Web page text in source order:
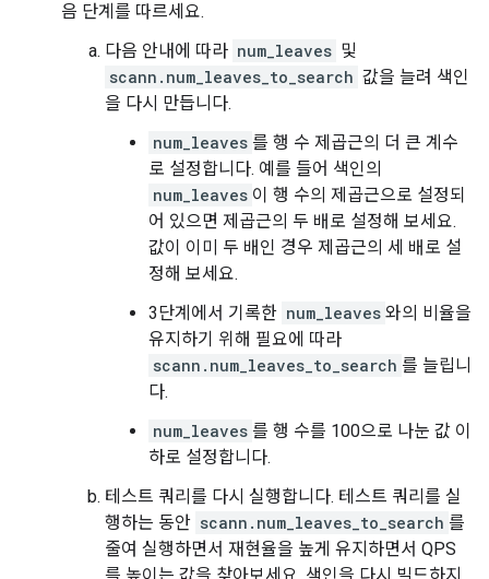
음 단계를 따르세요.
다음 안내에 따라 num_leaves 및
scann.num_leaves_to_search 값을 늘려 색인
을 다시 만듭니다.
num_leaves 를 행 수 제곱근의 더 큰 계수
로 설정합니다. 예를 들어 색인의
num_leaves 이 행 수의 제곱근으로 설정되
어 있으면 제곱근의 두 배로 설정해 보세요.
값이 이미 두 배인 경우 제곱근의 세 배로 설
정해 보세요.
3단계에서 기록한 num_leaves 와의 비율을
유지하기 위해 필요에 따라
scann.num_leaves_to_search 를 늘립니
다.
num_leaves 를 행 수를 100으로 나눈 값 이
하로 설정합니다.
테스트 쿼리를 다시 실행합니다. 테스트 쿼리를 실
행하는 동안 scann.num_leaves_to_search 를
줄여 실행하면서 재현율을 높게 유지하면서 QPS